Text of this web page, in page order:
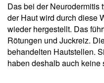
Das bei der
der Haut wird durch diese
wieder hergestellt. Das
Rötungen und Juckreiz.
behandelten Hautstellen.
haben deshalb auch